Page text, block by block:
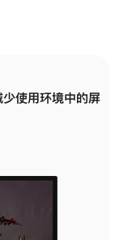
少使用环境中的屏